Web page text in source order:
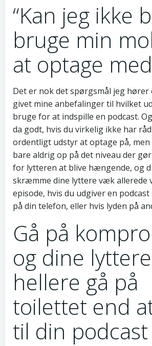
“Kan jeg ikke
bruge min
at optage
Det er nok det spørgsmål jeg
givet mine anbefalinger til hvilket
bruge for at indspille en podcast.
da godt, hvis du virkelig ikke har
ordentligt udstyr at optage på,
bare aldrig op på det niveau der
for lytteren at blive hængende, og
skræmme dine lyttere væk allerede
episode, hvis du udgiver en
på din telefon, eller hvis lyden på
Gå på
og dine
hellere gå på
toilettet end
til din podcast